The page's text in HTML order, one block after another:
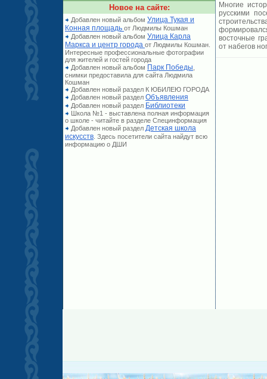
Новое на сайте:
Добавлен новый альбом Улица Тукая и
Конная площадь от Людмилы Кошман
Добавлен новый альбом Улица Карла
Маркса и центр города от Людмилы Кошман.
Интересные профессиональные фотографии
для жителей и гостей города
Добавлен новый альбом Парк Победы
снимки предоставила для сайта Людмила
Кошман
Добавлен новый раздел К ЮБИЛЕЮ ГОРОДА
Добавлен новый раздел Объявления
Добавлен новый раздел Библиотеки
Школа №1 - выставлена полная информация
о школе - читайте в разделе Специнформация
Добавлен новый раздел Детская школа
искусств . Здесь посетители сайта найдут всю
информацию о ДШИ
Многие
русскими
восточные
от набегов